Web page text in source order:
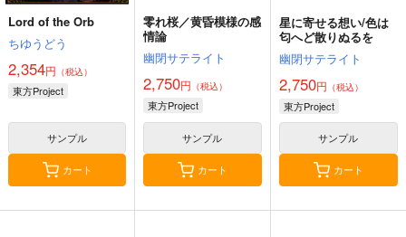
Lord of the Orb
ちゆうどう
2,354円 （税込）
東方Project
サンプル
カート
零れ桜／黄昏模様の感
情論
幽閉サテライト
2,750円 （税込）
東方Project
サンプル
カート
星に寄せる想い/色は
匂へど散りぬるを
幽閉サテライト
2,750円 （税込）
東方Project
サンプル
カート